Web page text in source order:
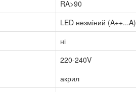
RA>90
LED незміний (A++...A)
ні
220-240V
акрил